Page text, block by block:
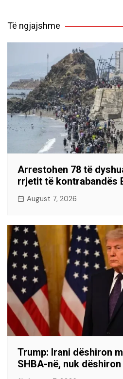
Të ngjajshme
Arrestohen 78 të
rrjetit të kontrabandës
August 7, 2026
Trump: Irani dëshiron
SHBA-në, nuk